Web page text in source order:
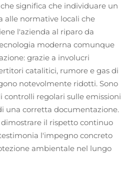
significa che individuare un
alle normative locali che
l'azienda al riparo da
moderna comunque
grazie a involucri
catalitici, rumore e gas di
notevolmente ridotti. Sono
controlli regolari sulle emissioni
una corretta documentazione.
il rispetto continuo
l'impegno concreto
ambientale nel lungo